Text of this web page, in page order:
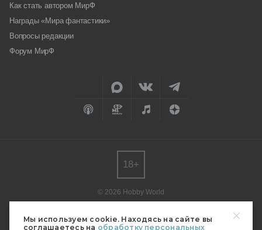
Мы используем cookie. Находясь на сайте вы
соглашаетесь на обработку персональных
Как стать автором МирФ
Награды «Мира фантастики»
Вопросы редакции
Форум МирФ
© 2026 Hobby World
редакции.
Мнение авторов может не совпадать с мнением редакции.
18+